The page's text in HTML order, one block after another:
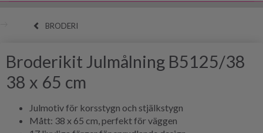
BRODERI
Broderikit Julmålning B5125/38
38 x 65 cm
Julmotiv för korsstygn och stjälkstygn
Mått: 38 x 65 cm, perfekt för väggen